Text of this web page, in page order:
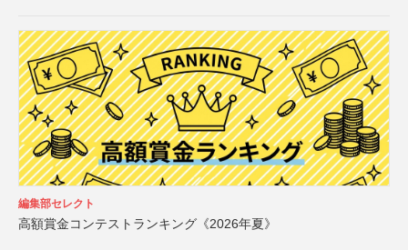
編集部セレクト
高額賞金コンテストランキング《2026年夏》